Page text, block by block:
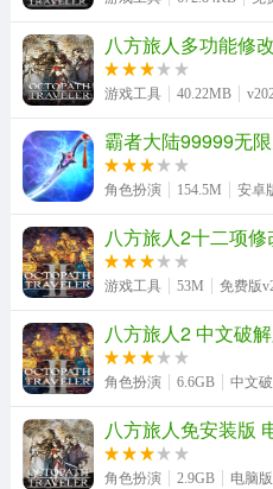
八方旅人多功能修
游戏工具 40.22MB
霸者大陆99999无
角色扮演 154.5M 安卓
八方旅人2十二项
游戏工具 53M 免费版
八方旅人2 中文破
角色扮演 6.6GB 中文
八方旅人免安装版
角色扮演 2.9GB 电脑版